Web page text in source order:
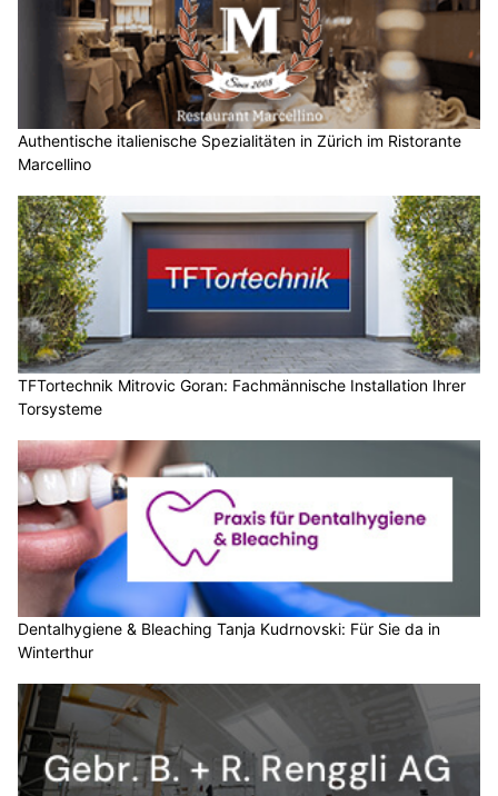
Authentische italienische Spezialitäten in Zürich im Ristorante
Marcellino
TFTortechnik Mitrovic Goran: Fachmännische Installation Ihrer
Torsysteme
Dentalhygiene & Bleaching Tanja Kudrnovski: Für Sie da in
Winterthur